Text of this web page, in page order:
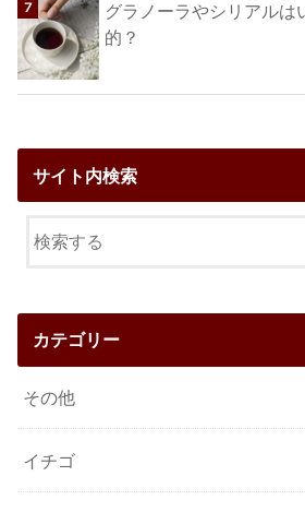
グラノーラやシリアルは
的？
サイト内検索
カテゴリー
その他
イチゴ